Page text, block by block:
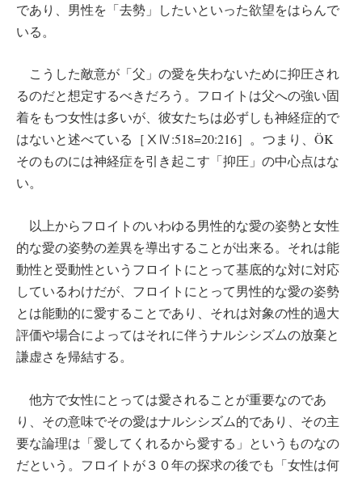
であり、男性を「去勢」したいといった欲望をはらんで
いる。
こうした敵意が「父」の愛を失わないために抑圧され
るのだと想定するべきだろう。フロイトは父への強い固
着をもつ女性は多いが、彼女たちは必ずしも神経症的で
はないと述べている［ⅩⅣ:518=20:216］。つまり、ÖK
そのものには神経症を引き起こす「抑圧」の中心点はな
い。
以上からフロイトのいわゆる男性的な愛の姿勢と女性
的な愛の姿勢の差異を導出することが出来る。それは能
動性と受動性というフロイトにとって基底的な対に対応
しているわけだが、フロイトにとって男性的な愛の姿勢
とは能動的に愛することであり、それは対象の性的過大
評価や場合によってはそれに伴うナルシシズムの放棄と
謙虚さを帰結する。
他方で女性にとっては愛されることが重要なのであ
り、その意味でその愛はナルシシズム的であり、その主
要な論理は「愛してくれるから愛する」というものなの
だという。フロイトが３０年の探求の後でも「女性は何